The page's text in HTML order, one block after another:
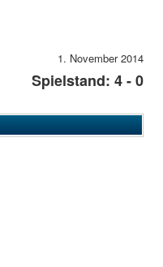
1. November 2014
Spielstand: 4 - 0